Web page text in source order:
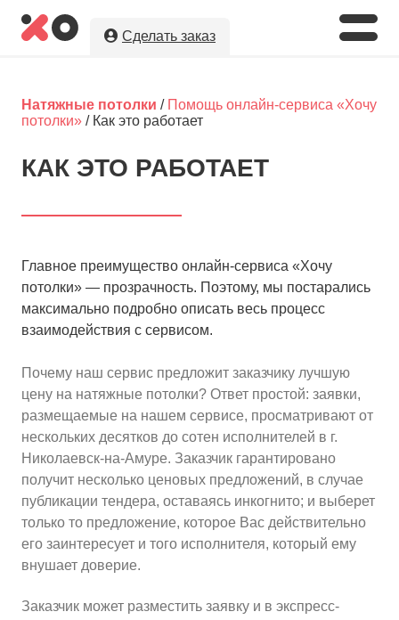
Сделать заказ
лучшую цену
натяжные потолки в г. Николаевск-
Оставляя заявку, Вы даете разрешение на
5
10м ≈3500руб.
Ориентировочная площадь Вашего потолка
99
Подобрать исполнителя
Натяжные потолки / Помощь онлайн-сервиса «Хочу
потолки» / Как это работает
КАК ЭТО РАБОТАЕТ
Главное преимущество онлайн-сервиса «Хочу
потолки» — прозрачность. Поэтому, мы постарались
максимально подробно описать весь процесс
взаимодействия с сервисом.
Почему наш сервис предложит заказчику лучшую
цену на натяжные потолки? Ответ простой: заявки,
размещаемые на нашем сервисе, просматривают от
нескольких десятков до сотен исполнителей в г.
Николаевск-на-Амуре. Заказчик гарантировано
получит несколько ценовых предложений, в случае
публикации тендера, оставаясь инкогнито; и выберет
только то предложение, которое Вас действительно
его заинтересует и того исполнителя, который ему
внушает доверие.
Заказчик может разместить заявку и в экспресс-